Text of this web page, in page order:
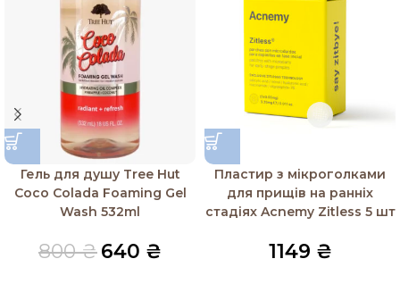
Гель для душу Tree Hut
Coco Colada Foaming Gel
Wash 532ml
800₴640 ₴
Пластир з мікроголками
для прищів на ранніх
стадіях Acnemy Zitless 5 шт
1149 ₴